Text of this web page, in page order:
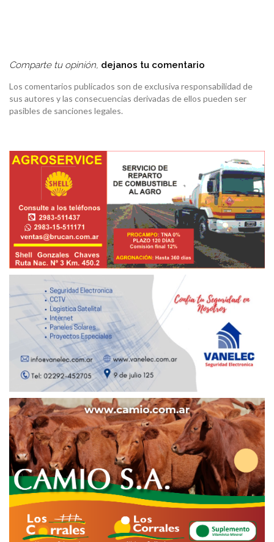
Comparte tu opinión, dejanos tu comentario
Los comentarios publicados son de exclusiva responsabilidad de
sus autores y las consecuencias derivadas de ellos pueden ser
pasibles de sanciones legales.